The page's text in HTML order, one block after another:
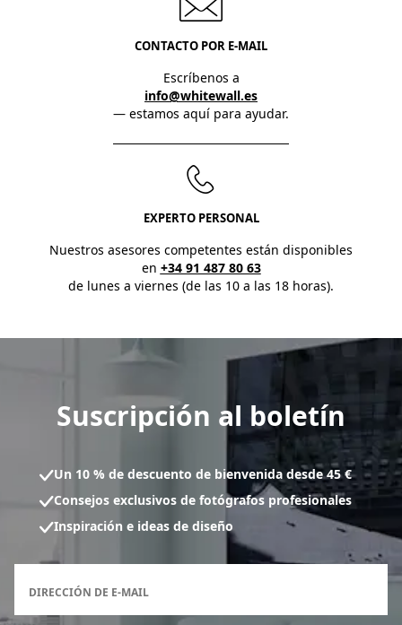
CONTACTO POR E-MAIL
Escríbenos a
info@whitewall.es
— estamos aquí para ayudar.
EXPERTO PERSONAL
Nuestros asesores competentes están disponibles
en +34 91 487 80 63
de lunes a viernes (de las 10 a las 18 horas).
Suscripción al boletín
Un 10 % de descuento de bienvenida desde 45 €
Consejos exclusivos de fotógrafos profesionales
Inspiración e ideas de diseño
DIRECCIÓN DE E-MAIL